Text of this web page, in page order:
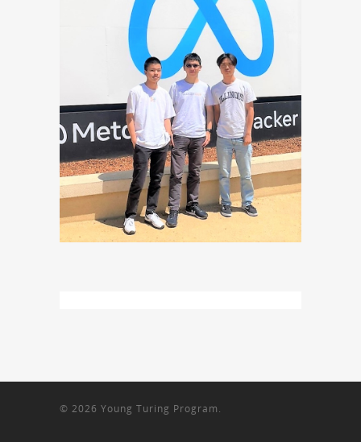
© 2026 Young Turing Program.